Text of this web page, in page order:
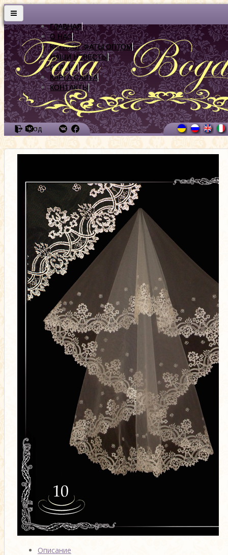
ГЛАВНАЯ
О НАС
КАТАЛОГ ФАТЫ ОПТОМ
НАШИ НЕВЕСТЫ
СТАТЬИ
КАРТА САЙТА
КОНТАКТЫ
Вход
Описание